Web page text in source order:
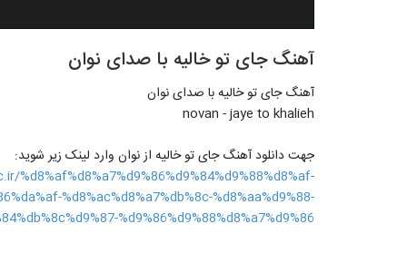
آهنگ جای تو خالیه با صدای نوان
آهنگ جای تو خالیه با صدای نوان
novan - jaye to khalieh
جهت دانلود آهنگ جای تو خالیه از نوان وارد لینک زیر شوید:
%d8%ac%d8%a7%db%8c-%d8%aa%d9%88-
%d9%86%d9%88%d8%a7%d9%86/